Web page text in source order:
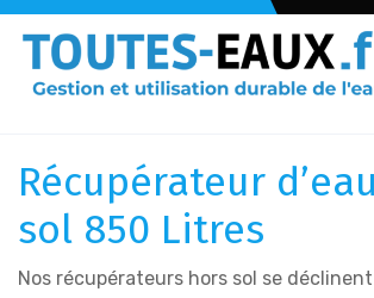
Récupérateur
sol 850 Litres
Nos récupérateurs hors sol se